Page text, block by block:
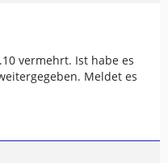
vermehrt. Ist habe es
Meldet es